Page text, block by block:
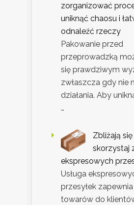
zorganizować
uniknąć chaosu i
odnaleźć rzeczy
Pakowanie przed
przeprowadzką
się prawdziwym
zwłaszcza gdy nie
działania. Aby
…
Zbliżają
skorzystaj
ekspresowych
Usługa
przesyłek
towarów do